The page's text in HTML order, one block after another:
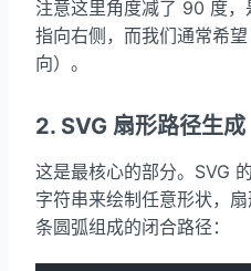
注意这里角度减了 90 度
指向右侧，而我们通常希
向）。
2. SVG 扇形路径生成
这是最核心的部分。SVG
字符串来绘制任意形状，
条圆弧组成的闭合路径：